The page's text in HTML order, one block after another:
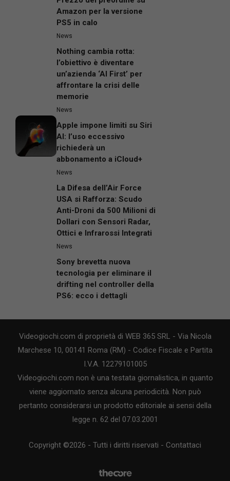
Amazon per la versione
PS5 in calo
News
Nothing cambia rotta:
l’obiettivo è diventare
un’azienda ‘AI First’ per
affrontare la crisi delle
memorie
News
Apple impone limiti su Siri
AI: l’uso eccessivo
richiederà un
abbonamento a iCloud+
News
La Difesa dell’Air Force
USA si Rafforza: Scudo
Anti-Droni da 500 Milioni di
Dollari con Sensori Radar,
Ottici e Infrarossi Integrati
News
Sony brevetta nuova
tecnologia per eliminare il
drifting nel controller della
PS6: ecco i dettagli
Videogiochi.com di proprietà di WEB 365 SRL - Via Nicola
Marchese 10, 00141 Roma (RM) - Codice Fiscale e Partita
I.V.A. 12279101005
Videogiochi.com non è una testata giornalistica, in quanto
viene aggiornato senza alcuna periodicità. Non può
pertanto considerarsi un prodotto editoriale ai sensi della
legge n. 62 del 07.03.2001
Copyright ©2026 - Tutti i diritti riservati - Contattaci